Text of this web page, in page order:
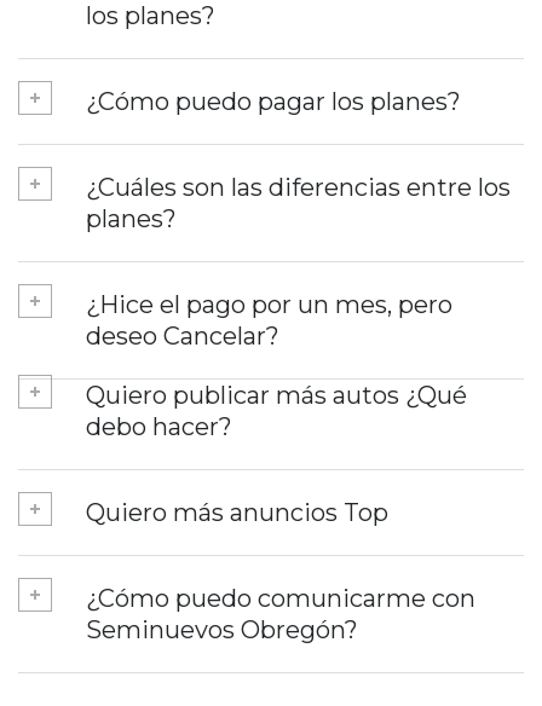
los planes?
¿Cómo puedo pagar los planes?
¿Cuáles son las diferencias entre los
planes?
¿Hice el pago por un mes, pero
deseo Cancelar?
Quiero publicar más autos ¿Qué
debo hacer?
Quiero más anuncios Top
¿Cómo puedo comunicarme con
Seminuevos Obregón?